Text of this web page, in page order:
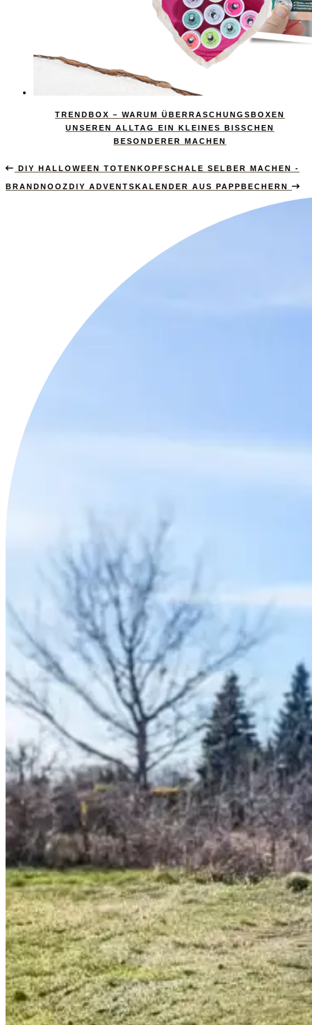
TRENDBOX – WARUM ÜBERRASCHUNGSBOXEN
UNSEREN ALLTAG EIN KLEINES BISSCHEN
BESONDERER MACHEN
DIY HALLOWEEN TOTENKOPFSCHALE SELBER MACHEN -
BRANDNOOZDIY ADVENTSKALENDER AUS PAPPBECHERN